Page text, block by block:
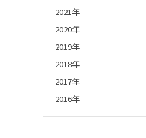
2021年
2020年
2019年
2018年
2017年
2016年